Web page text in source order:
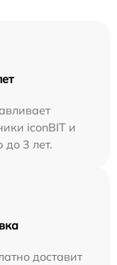
iconBIT и
до 3 лет.
доставит